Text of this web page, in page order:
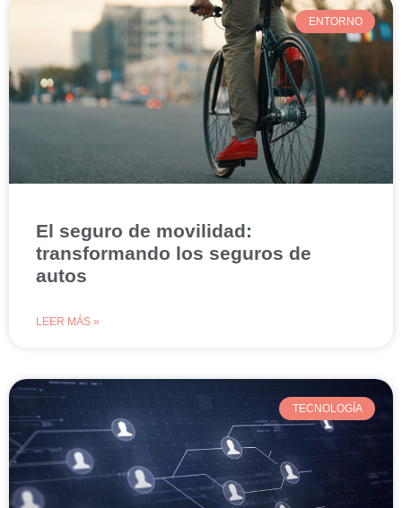
ENTORNO
El seguro de movilidad:
transformando los seguros de
autos
LEER MÁS »
TECNOLOGÍA